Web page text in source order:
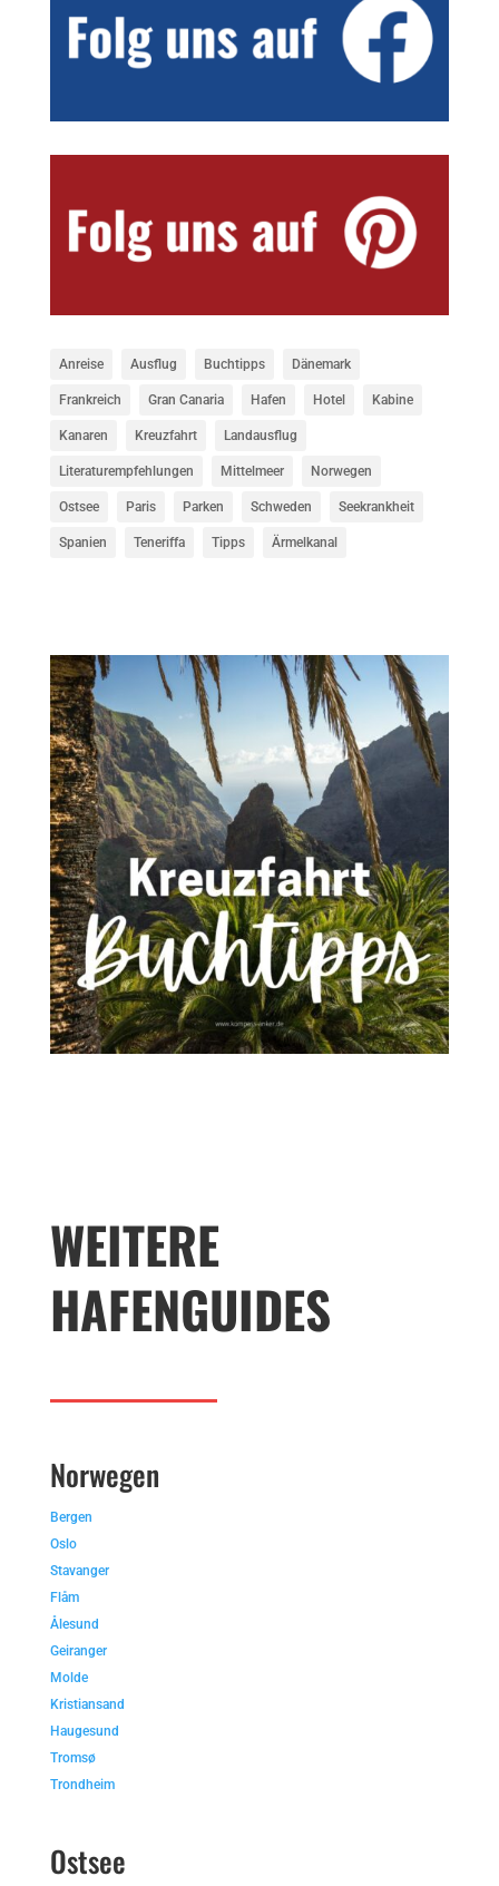
Anreise Ausflug Buchtipps Dänemark
Frankreich Gran Canaria Hafen Hotel Kabine
Kanaren Kreuzfahrt Landausflug
Literaturempfehlungen Mittelmeer Norwegen
Ostsee Paris Parken Schweden Seekrankheit
Spanien Teneriffa Tipps Ärmelkanal
WEITERE
HAFENGUIDES
Norwegen
Bergen
Oslo
Stavanger
Flåm
Ålesund
Geiranger
Molde
Kristiansand
Haugesund
Tromsø
Trondheim
Ostsee